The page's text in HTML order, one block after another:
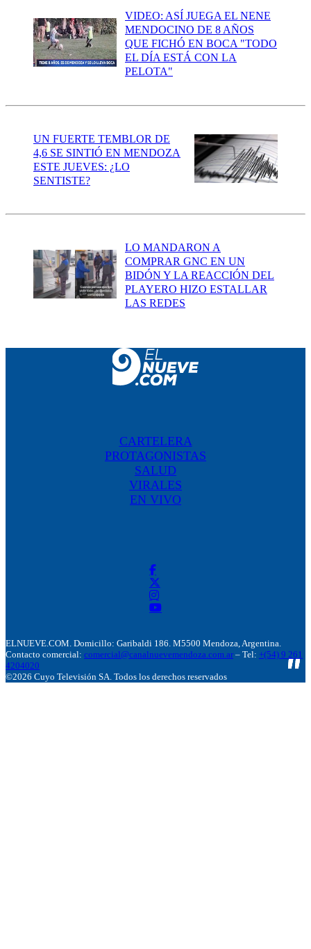
VIDEO: ASÍ JUEGA EL NENE
MENDOCINO DE 8 AÑOS
QUE FICHÓ EN BOCA "TODO
EL DÍA ESTÁ CON LA
PELOTA"
UN FUERTE TEMBLOR DE
4,6 SE SINTIÓ EN MENDOZA
ESTE JUEVES: ¿LO
SENTISTE?
LO MANDARON A
COMPRAR GNC EN UN
BIDÓN Y LA REACCIÓN DEL
PLAYERO HIZO ESTALLAR
LAS REDES
CARTELERA
PROTAGONISTAS
SALUD
VIRALES
EN VIVO
ELNUEVE.COM. Domicillo: Garibaldi 186. M5500 Mendoza, Argentina.
Contacto comercial: comercial@canalnuevemendoza.com.ar – Tel: +(54) 9 261
4204020
©2026 Cuyo Televisión SA. Todos los derechos reservados